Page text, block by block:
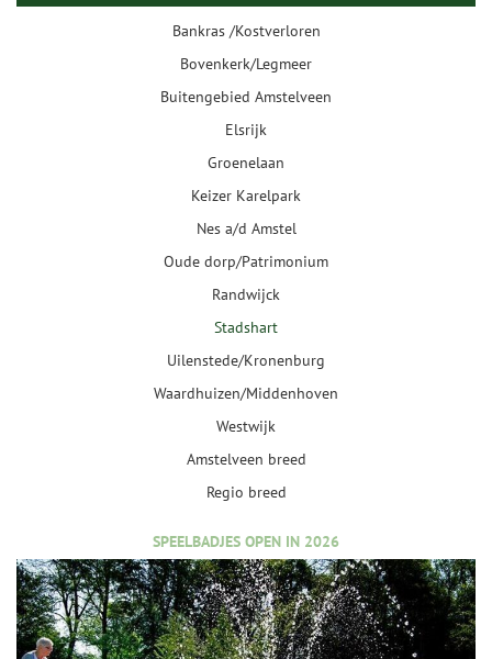
Bankras /Kostverloren
Bovenkerk/Legmeer
Buitengebied Amstelveen
Elsrijk
Groenelaan
Keizer Karelpark
Nes a/d Amstel
Oude dorp/Patrimonium
Randwijck
Stadshart
Uilenstede/Kronenburg
Waardhuizen/Middenhoven
Westwijk
Amstelveen breed
Regio breed
SPEELBADJES OPEN IN 2026